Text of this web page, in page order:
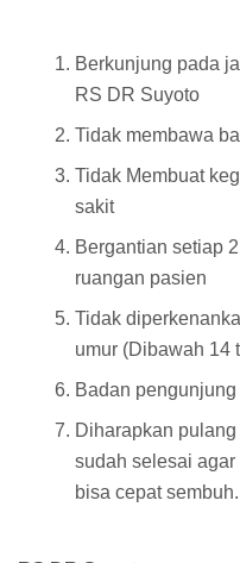
Berkunjung pada
RS DR Suyoto
Tidak membawa
Tidak Membuat
sakit
Bergantian setiap
ruangan pasien
Tidak
umur (Dibawah 14
Badan
Diharapkan
sudah selesai
bisa cepat sembuh.